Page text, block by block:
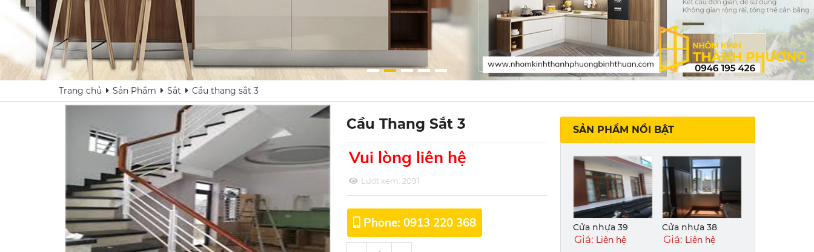
Trang chủ Sản Phẩm Sắt Cầu thang sắt 3
Cầu Thang Sắt 3
Vui lòng liên hệ
Lượt xem:2091
Phone: 0913 220 368
SẢN PHẨM NỔI BẬT
Cửa nhựa 39
Giá: Liên hệ
Cửa nhựa 38
Giá: Liên hệ